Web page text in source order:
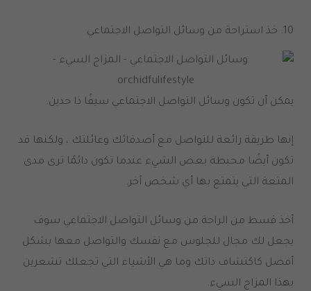
10. خذ استراحة من وسائل التواصل الاجتماعي
يمكن أن تكون وسائل التواصل الاجتماعي سيفًا ذا حدين.
إنها طريقة رائعة للتواصل مع أصدقائك وعائلتك ، ولكنها قد
تكون أيضًا محبطة بعض الشيء عندما تكون دائمًا ترى مدى
المتعة التي يتمتع بها أي شخص آخر.
أخذ قسط من الراحة من وسائل التواصل الاجتماعي سوف
يجعل لك مجال للجلوس مع نفسك والتواصل معها بشكل
أفضل كاكتشاف ذاتك وما هي الأشياء التي تجعلك تشعرين
بهذا المزاج السيء.